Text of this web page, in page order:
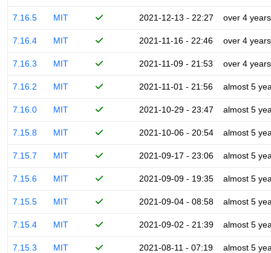
7.16.5 MIT 2021-12-13 - 22:27 over 4 years
7.16.4 MIT 2021-11-16 - 22:46 over 4 years
7.16.3 MIT 2021-11-09 - 21:53 over 4 years
7.16.2 MIT 2021-11-01 - 21:56 almost 5
7.16.0 MIT 2021-10-29 - 23:47 almost 5
7.15.8 MIT 2021-10-06 - 20:54 almost 5
7.15.7 MIT 2021-09-17 - 23:06 almost 5
7.15.6 MIT 2021-09-09 - 19:35 almost 5
7.15.5 MIT 2021-09-04 - 08:58 almost 5
7.15.4 MIT 2021-09-02 - 21:39 almost 5
7.15.3 MIT 2021-08-11 - 07:19 almost 5